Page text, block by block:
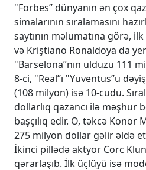
"Forbes” dünyanın ən çox
simalarının sıralamasını
saytının məlumatına görə,
və Kriştiano Ronaldoya da yer
"Barselona”nın ulduzu 111
8-ci, "Real”ı "Yuventus”u
(108 milyon) isə 10-cudu.
dollarlıq qazancı ilə məşhur
başçılıq edir. O, təkcə
275 milyon dollar gəlir əldə
İkinci pillədə aktyor Corc
qərarlaşıb. İlk üçlüyü isə